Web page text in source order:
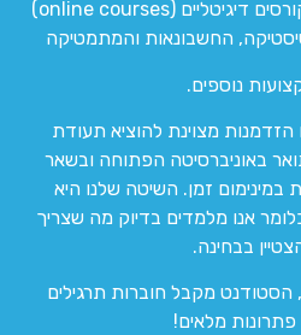
המרכז המוביל והמקצועי לקורסים דיגיטליים (online courses)
החשבונאות והמתמטיקה
נוספים.
הזדמנות מצוינת להוציא תעודת
באוניברסיטה הפתוחה ובשאר
במינימום זמן. השיטה שלנו היא
אנו מלמדים בדיוק מה שצריך
בבחינה.
הסטודנט מקבל חוברות תרגילים
מלאים!